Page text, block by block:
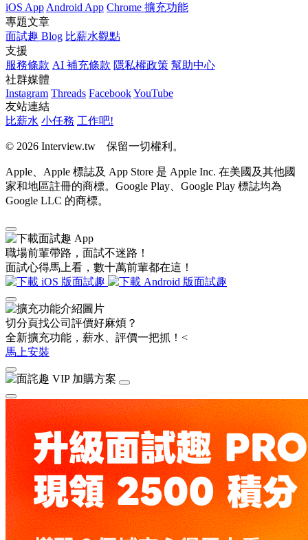
iOS App Android App Chrome 擴充功能
專題文章
面試趣 Blog 比薪水觀點
支援
服務條款 AI 補充條款 隱私權政策 幫助中心
社群媒體
Instagram Threads FacebookYouTube
友站連結
比薪水 小任務 工作吧!
© 2026 Interview.tw 保留一切權利。
Apple、Apple 標誌及 App Store 是 Apple Inc. 在美國及其他國
家和地區註冊的商標。Google Play、Google Play 標誌均為
Google LLC 的商標。
職場前輩帶路，面試不迷路！
面試心得馬上看，數十萬前輩都在這！
切分頁找公司評價好麻煩？
全新擴充功能，薪水、評價一把抓！<
馬上安裝